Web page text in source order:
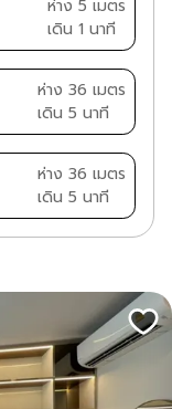
ห่าง 5 เมตร
เดิน 1 นาที
ห่าง 36 เมตร
เดิน 5 นาที
ห่าง 36 เมตร
เดิน 5 นาที